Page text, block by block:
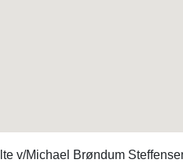
v/Michael Brøndum